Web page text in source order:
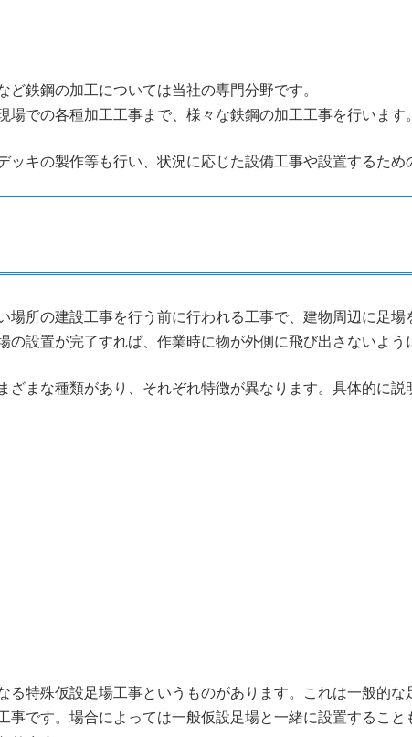
ど鉄鋼の加工については当社の専門分野です。
場での各種加工工事まで、様々な鉄鋼の加工工事を行います。
ッキの製作等も行い、状況に応じた設備工事や設置するため
場所の建設工事を行う前に行われる工事で、建物周辺に足
の設置が完了すれば、作業時に物が外側に飛び出さないよう
ざまな種類があり、それぞれ特徴が異なります。具体的に
る特殊仮設足場工事というものがあります。これは一般的
事です。場合によっては一般仮設足場と一緒に設置するこ